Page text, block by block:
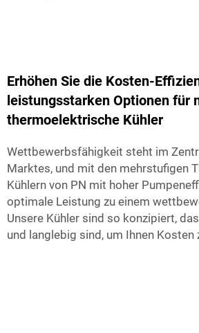
Erhöhen Sie die Kosten-
leistungsstarken Optionen für
thermoelektrische Kühler
Wettbewerbsfähigkeit steht im
Marktes, und mit den mehrstufigen
Kühlern von PN mit hoher
optimale Leistung zu einem
Unsere Kühler sind so konzipiert,
und langlebig sind, um Ihnen Kosten